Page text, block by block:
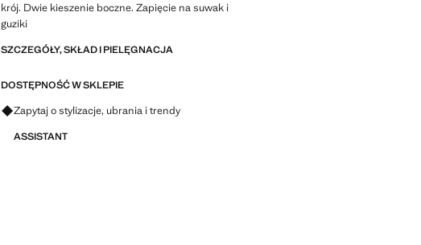
krój. Dwie kieszenie boczne. Zapięcie na suwak i
guziki
SZCZEGÓŁY, SKŁAD I PIELĘGNACJA
DOSTĘPNOŚĆ W SKLEPIE
Zapytaj o stylizacje, ubrania i trendy
ASSISTANT